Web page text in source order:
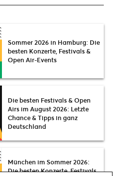
Sommer 2026 in Hamburg: Die
besten Konzerte, Festivals &
Open Air-Events
Die besten Festivals & Open
Airs im August 2026: Letzte
Chance & Tipps in ganz
Deutschland
München im Sommer 2026:
Die besten Konzerte, Festivals,